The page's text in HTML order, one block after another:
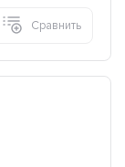
Сравнить